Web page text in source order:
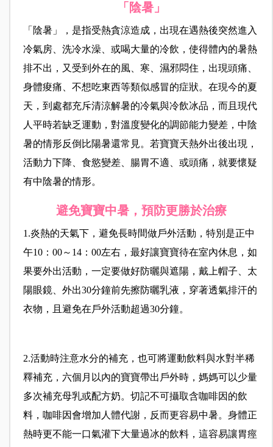
「陰暑」
「陰暑」，是指受熱貪涼造成，出現在遇熱後突然進入
冷氣房、洗冷水澡、或喝大量的冷飲，使得體內的暑熱
排不出，又受到外在的風、寒、濕邪悶住，出現頭痛、
身體痠痛、不想吃東西等類似感冒的症狀。在現今的夏
天，到處都充斥清涼解暑的冷氣與冷飲冰品，而且現代
人平時若缺乏運動，對溫度變化的調節能力變差，中陰
暑的情形反倒比陽暑還常見。若寶寶天熱外出後出現，
活動力下降、食慾變差、腸胃不適、或頭痛，就要懷疑
有中陰暑的情形。
避免寶寶中暑，預防更勝於治療
1.炎熱的天氣下，避免長時間做戶外活動，特別是正中
午10：00～14：00左右，最好讓寶寶待在室內休息，如
果要外出活動，一定要做好防曬與遮陽，戴上帽子、太
陽眼鏡、外出30分鐘前先擦防曬乳液，穿著透氣排汗的
衣物，且避免在戶外活動超過30分鐘。
2.活動時注意水分的補充，也可將運動飲料與水對半稀
釋補充，六個月以內的寶寶帶出戶外時，媽媽可以少量
多次補充母乳或配方奶。切記不可攝取含咖啡因的飲
料，咖啡因會增加人體代謝，反而更容易中暑。身體正
熱時更不能一口氣灌下大量過冰的飲料，這容易讓胃痙